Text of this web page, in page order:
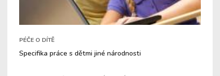
PÉČE O DÍTĚ
Specifika práce s dětmi jiné národnosti